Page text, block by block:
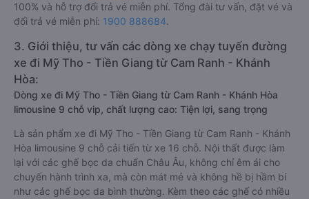
100% và hỗ trợ đổi trả vé miễn phí. Tổng đài tư vấn, đặt vé và
đổi trả vé miễn phí: 1900 888684.
3. Giới thiệu, tư vấn các dòng xe chạy tuyến đường
xe đi Mỹ Tho - Tiền Giang từ Cam Ranh - Khánh
Hòa:
Dòng xe đi Mỹ Tho - Tiền Giang từ Cam Ranh - Khánh Hòa
limousine 9 chỗ vip, chất lượng cao: Tiện lợi, sang trọng
Là sản phẩm xe đi Mỹ Tho - Tiền Giang từ Cam Ranh - Khánh
Hòa limousine 9 chỗ cải tiến từ xe 16 chỗ. Nội thất được làm
lại với các ghế bọc da chuẩn Châu Âu, không chỉ êm ái cho
chuyến hành trình xa, mà còn mát mẻ và không hề bị hầm bí
như các ghế bọc da bình thường. Kèm theo các ghế có nhiều